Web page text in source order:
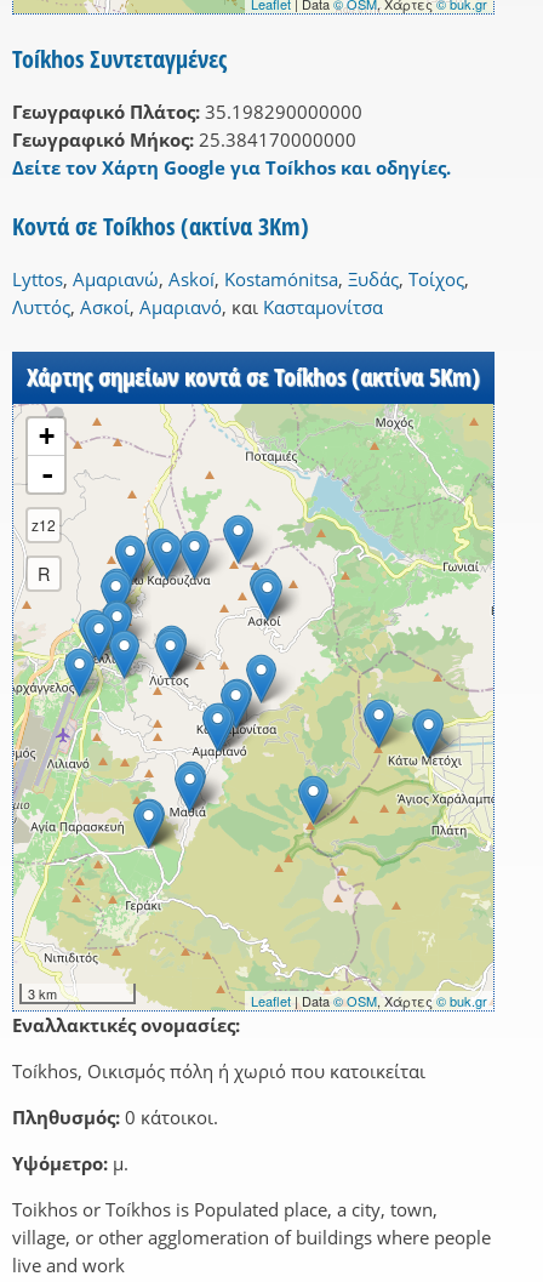
Leaflet | Data© OSM, Χάρτες© buk.gr
Toíkhos Συντεταγμένες
Γεωγραφικό Πλάτος: 35.198290000000
Γεωγραφικό Μήκος: 25.384170000000
Δείτε τον Χάρτη Google για Toíkhos και οδηγίες.
Κοντά σε Toíkhos (ακτίνα 3Km)
Lyttos, Αμαριανώ, Askoí, Kostamónitsa, Ξυδάς, Τοίχος,
Λυττός, Ασκοί, Αμαριανό, και Κασταμονίτσα
Χάρτης σημείων κοντά σε Toíkhos (ακτίνα 5Km)
+
-
z12
R
3 km Leaflet | Data© OSM, Χάρτες© buk.gr
Εναλλακτικές ονομασίες:
Toíkhos, Οικισμός πόλη ή χωριό που κατοικείται
Πληθυσμός: 0 κάτοικοι.
Υψόμετρο: μ.
Toikhos or Toíkhos is Populated place, a city, town,
village, or other agglomeration of buildings where people
live and work